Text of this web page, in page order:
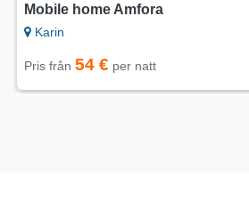
Lägenheter Iva
Karin
Pris från 40 € per natt